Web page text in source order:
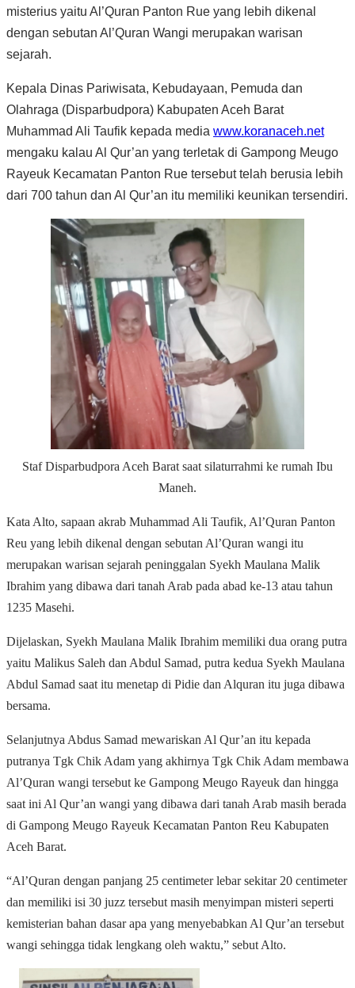
misterius yaitu Al’Quran Panton Rue yang lebih dikenal
dengan sebutan Al’Quran Wangi merupakan warisan
sejarah.
Kepala Dinas Pariwisata, Kebudayaan, Pemuda dan
Olahraga (Disparbudpora) Kabupaten Aceh Barat
Muhammad Ali Taufik kepada media www.koranaceh.net
mengaku kalau Al Qur’an yang terletak di Gampong Meugo
Rayeuk Kecamatan Panton Rue tersebut telah berusia lebih
dari 700 tahun dan Al Qur’an itu memiliki keunikan tersendiri.
Staf Disparbudpora Aceh Barat saat silaturrahmi ke rumah Ibu
Maneh.
Kata Alto, sapaan akrab Muhammad Ali Taufik, Al’Quran Panton
Reu yang lebih dikenal dengan sebutan Al’Quran wangi itu
merupakan warisan sejarah peninggalan Syekh Maulana Malik
Ibrahim yang dibawa dari tanah Arab pada abad ke-13 atau tahun
1235 Masehi.
Dijelaskan, Syekh Maulana Malik Ibrahim memiliki dua orang putra
yaitu Malikus Saleh dan Abdul Samad, putra kedua Syekh Maulana
Abdul Samad saat itu menetap di Pidie dan Alquran itu juga dibawa
bersama.
Selanjutnya Abdus Samad mewariskan Al Qur’an itu kepada
putranya Tgk Chik Adam yang akhirnya Tgk Chik Adam membawa
Al’Quran wangi tersebut ke Gampong Meugo Rayeuk dan hingga
saat ini Al Qur’an wangi yang dibawa dari tanah Arab masih berada
di Gampong Meugo Rayeuk Kecamatan Panton Reu Kabupaten
Aceh Barat.
“Al’Quran dengan panjang 25 centimeter lebar sekitar 20 centimeter
dan memiliki isi 30 juzz tersebut masih menyimpan misteri seperti
kemisterian bahan dasar apa yang menyebabkan Al Qur’an tersebut
wangi sehingga tidak lengkang oleh waktu,” sebut Alto.